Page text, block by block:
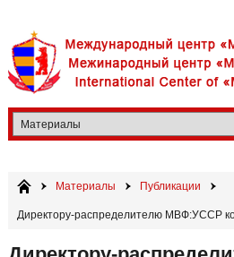
Материалы Публикации
Директору-распределителю МВФ:УССР